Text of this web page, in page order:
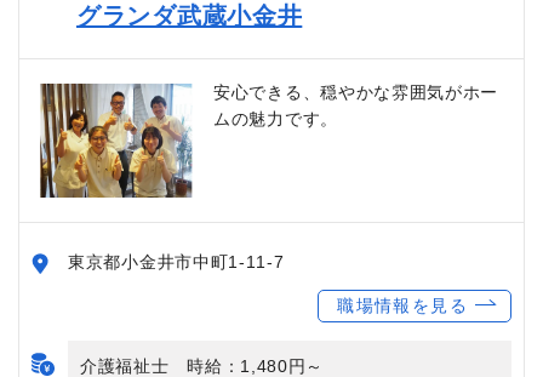
グランダ武蔵小金井
安心できる、穏やかな雰囲気がホー
ムの魅力です。
東京都小金井市中町1-11-7
職場情報を見る
介護福祉士 時給：1,480円～